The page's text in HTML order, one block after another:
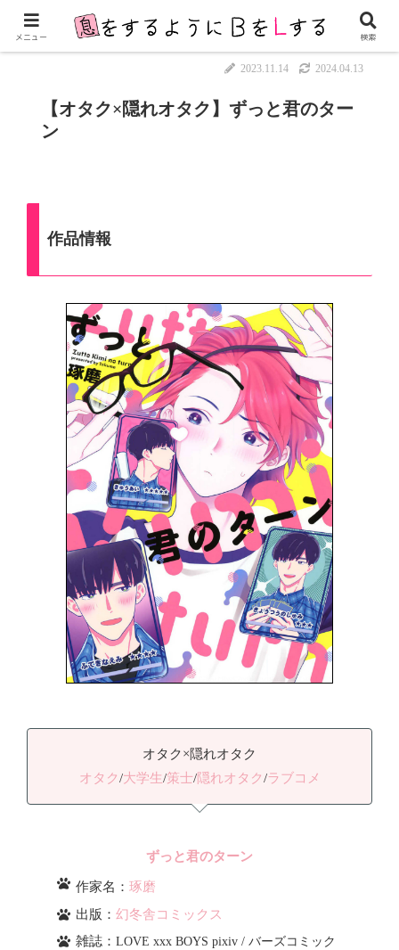
【オタク×隠れオタク】ずっと君のター
ン
2023.11.14 2024.04.13
作品情報
オタク×隠れオタク
オタク/大学生/策士/隠れオタク/ラブコメ
ずっと君のターン
作家名： 琢磨
出版： 幻冬舎コミックス
雑誌： LOVE xxx BOYS pixiv / バーズコミック
メニュー 検索